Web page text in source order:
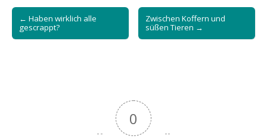
Post
navigation
← Haben wirklich alle
gescrappt?
Zwischen Koffern und
süßen Tieren →
0